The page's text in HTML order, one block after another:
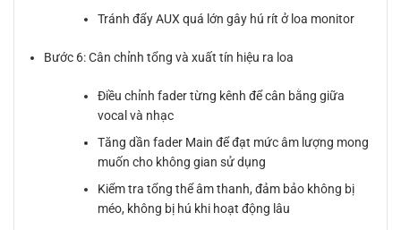
Tránh đẩy AUX quá lớn gây hú rít ở loa monitor
Bước 6: Cân chỉnh tổng và xuất tín hiệu ra loa
Điều chỉnh fader từng kênh để cân bằng giữa
vocal và nhạc
Tăng dần fader Main để đạt mức âm lượng mong
muốn cho không gian sử dụng
Kiểm tra tổng thể âm thanh, đảm bảo không bị
méo, không bị hú khi hoạt động lâu